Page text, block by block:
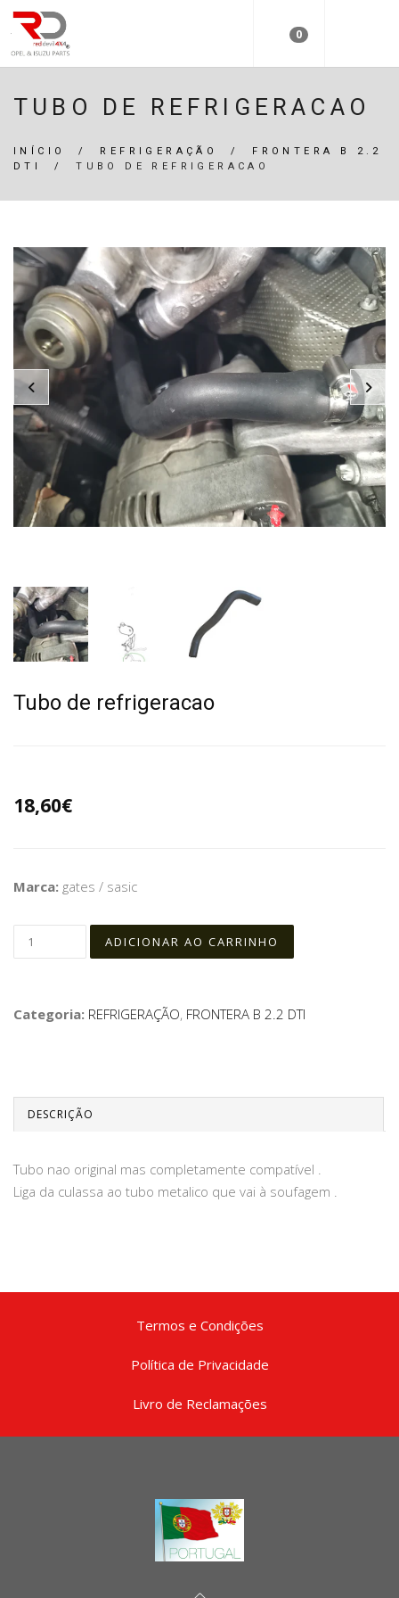
0
TUBO DE REFRIGERACAO
INÍCIO / REFRIGERAÇÃO / FRONTERA B 2.2
DTI
/TUBO DE REFRIGERACAO
Tubo de refrigeracao
18,60€
Marca: gates / sasic
Categoria: REFRIGERAÇÃO, FRONTERA B 2.2 DTI
DESCRIÇÃO
Tubo nao original mas completamente compatível .
Liga da culassa ao tubo metalico que vai à soufagem .
Termos e Condições
Política de Privacidade
Livro de Reclamações